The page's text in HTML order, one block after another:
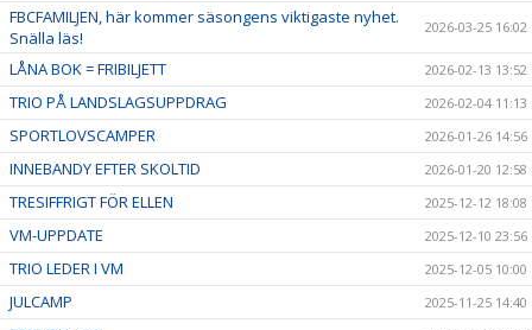
FBCFAMILJEN, här kommer säsongens viktigaste nyhet.
Snälla läs!
2026-03-25 16:02
LÅNA BOK = FRIBILJETT 2026-02-13 13:52
TRIO PÅ LANDSLAGSUPPDRAG 2026-02-04 11:13
SPORTLOVSCAMPER 2026-01-26 14:56
INNEBANDY EFTER SKOLTID 2026-01-20 12:58
TRESIFFRIGT FÖR ELLEN 2025-12-12 18:08
VM-UPPDATE 2025-12-10 23:56
TRIO LEDER I VM 2025-12-05 10:00
JULCAMP 2025-11-25 14:40